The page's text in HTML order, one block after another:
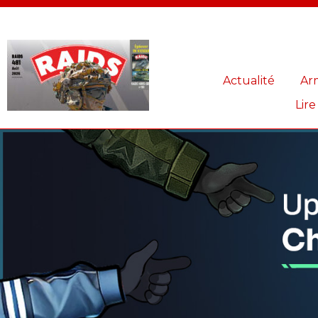
Actualité
Panneau de gestion des cookies